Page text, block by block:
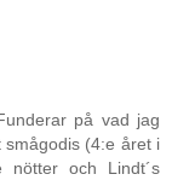
på vad jag
(4:e året i
och Lindt´s